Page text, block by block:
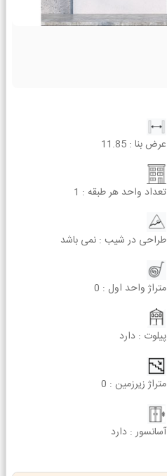
عرض بنا :11.85
تعداد واحد هر طبقه : 1
طراحی در شیب :نمی باشد
متراژ واحد اول : 0
پیلوت :دارد
متراژ زیرزمین : 0
آسانسور :دارد